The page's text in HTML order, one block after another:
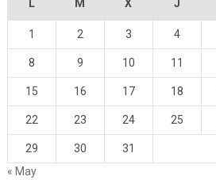
L M X J
1 2 3 4
8 9 10 11
15 16 17 18
22 23 24 25
29 30
31
« May